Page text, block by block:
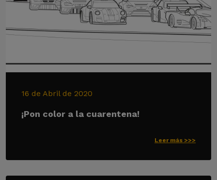
16 de Abril de 2020
¡Pon color a la cuarentena!
Leer más >>>